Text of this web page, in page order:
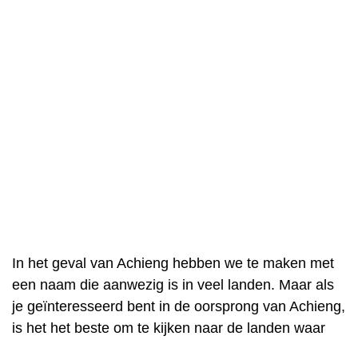
In het geval van Achieng hebben we te maken met
een naam die aanwezig is in veel landen. Maar als
je geïnteresseerd bent in de oorsprong van Achieng,
is het het beste om te kijken naar de landen waar